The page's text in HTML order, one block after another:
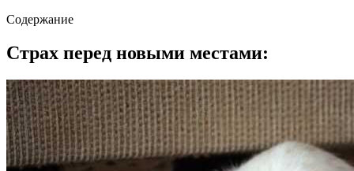
Содержание
Страх перед новыми местами: